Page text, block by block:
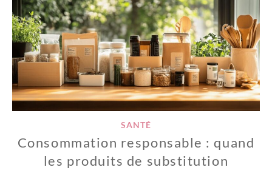
SANTÉ
Consommation responsable : quand
les produits de substitution